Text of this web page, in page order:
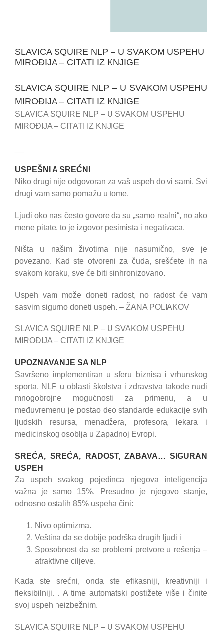
SLAVICA SQUIRE NLP – U SVAKOM USPEHU
MIROĐIJA – CITATI IZ KNJIGE
SLAVICA SQUIRE NLP – U SVAKOM USPEHU
MIROĐIJA – CITATI IZ KNJIGE
SLAVICA SQUIRE NLP – U SVAKOM USPEHU
MIROĐIJA – CITATI IZ KNJIGE
USPEŠNI A SREĆNI
Niko drugi nije odgovoran za vaš uspeh do vi sami. Svi
drugi vam samo pomažu u tome.
Ljudi oko nas često govore da su „samo realni“, no ako
mene pitate, to je izgovor pesimista i negativaca.
Ništa u našim životima nije nasumično, sve je
povezano. Kad ste otvoreni za čuda, srešćete ih na
svakom koraku, sve će biti sinhronizovano.
Uspeh vam može doneti radost, no radost će vam
sasvim sigurno doneti uspeh. – ŽANA POLIAKOV
SLAVICA SQUIRE NLP – U SVAKOM USPEHU
MIROĐIJA – CITATI IZ KNJIGE
UPOZNAVANJE SA NLP
Savršeno implementiran u sferu biznisa i vrhunskog
sporta, NLP u oblasti školstva i zdravstva takođe nudi
mnogobrojne mogućnosti za primenu, a u
međuvremenu je postao deo standarde edukacije svih
ljudskih resursa, menadžera, profesora, lekara i
medicinskog osoblja u Zapadnoj Evropi.
SREĆA, SREĆA, RADOST, ZABAVA… SIGURAN
USPEH
Za uspeh svakog pojedinca njegova inteligencija
važna je samo 15%. Presudno je njegovo stanje,
odnosno ostalih 85% uspeha čini:
Nivo optimizma.
Veština da se dobije podrška drugih ljudi i
Sposobnost da se problemi pretvore u rešenja –
atraktivne ciljeve.
Kada ste srećni, onda ste efikasniji, kreativniji i
fleksibilniji… A time automatski postižete više i činite
svoj uspeh neizbežnim.
SLAVICA SQUIRE NLP – U SVAKOM USPEHU